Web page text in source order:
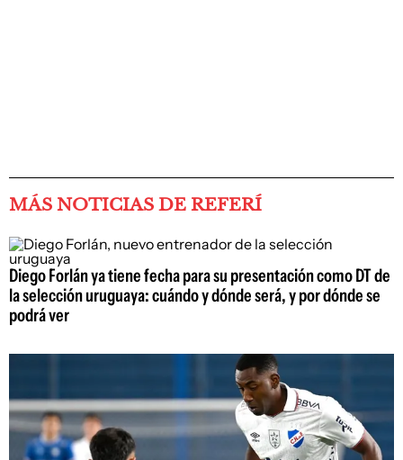
MÁS NOTICIAS DE REFERÍ
Diego Forlán ya tiene fecha para su presentación como DT de
la selección uruguaya: cuándo y dónde será, y por dónde se
podrá ver